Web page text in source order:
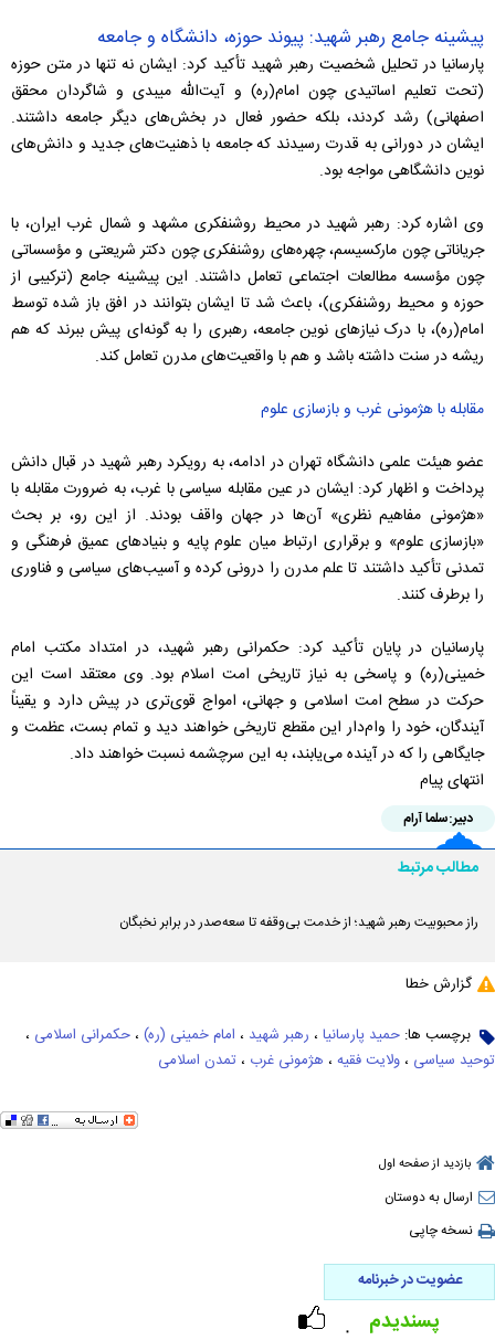
پیشینه جامع رهبر شهید: پیوند حوزه، دانشگاه و جامعه
پارسانیا در تحلیل شخصیت رهبر شهید تأکید کرد: ایشان نه تنها در متن حوزه
(تحت تعلیم اساتیدی چون امام(ره) و آیت‌الله میبدی و شاگردان محقق
اصفهانی) رشد کردند، بلکه حضور فعال در بخش‌های دیگر جامعه داشتند.
ایشان در دورانی به قدرت رسیدند که جامعه با ذهنیت‌های جدید و دانش‌های
نوین دانشگاهی مواجه بود.
وی اشاره کرد: رهبر شهید در محیط روشنفکری مشهد و شمال غرب ایران، با
جریاناتی چون مارکسیسم، چهره‌های روشنفکری چون دکتر شریعتی و مؤسساتی
چون مؤسسه مطالعات اجتماعی تعامل داشتند. این پیشینه جامع (ترکیبی از
حوزه و محیط روشنفکری)، باعث شد تا ایشان بتوانند در افق باز شده توسط
امام(ره)، با درک نیازهای نوین جامعه، رهبری را به گونه‌ای پیش ببرند که هم
ریشه در سنت داشته باشد و هم با واقعیت‌های مدرن تعامل کند.
مقابله با هژمونی غرب و بازسازی علوم
عضو هیئت علمی دانشگاه تهران در ادامه، به رویکرد رهبر شهید در قبال دانش
پرداخت و اظهار کرد: ایشان در عین مقابله سیاسی با غرب، به ضرورت مقابله با
«هژمونی مفاهیم نظری» آن‌ها در جهان واقف بودند. از این رو، بر بحث
«بازسازی علوم» و برقراری ارتباط میان علوم پایه و بنیادهای عمیق فرهنگی و
تمدنی تأکید داشتند تا علم مدرن را درونی کرده و آسیب‌های سیاسی و فناوری
را برطرف کنند.
پارسانیان در پایان تأکید کرد: حکمرانی رهبر شهید، در امتداد مکتب امام
خمینی(ره) و پاسخی به نیاز تاریخی امت اسلام بود. وی معتقد است این
حرکت در سطح امت اسلامی و جهانی، امواج قوی‌تری در پیش دارد و یقیناً
آیندگان، خود را وام‌دار این مقطع تاریخی خواهند دید و تمام بست، عظمت و
جایگاهی را که در آینده می‌یابند، به این سرچشمه نسبت خواهند داد.
انتهای پیام
دبیر:سلما آرام
مطالب مرتبط
راز محبوبیت رهبر شهید؛ از خدمت بی‌وقفه تا سعه‌صدر در برابر نخبگان
گزارش خطا
برچسب ها: حمید پارسانیا ، رهبر شهید ، امام خمینی (ره) ، حکمرانی اسلامی ،
توحید سیاسی ، ولایت فقیه ، هژمونی غرب ، تمدن اسلامی
بازدید از صفحه اول
ارسال به دوستان
نسخه چاپی
عضویت در خبرنامه
۰ پسندیدم